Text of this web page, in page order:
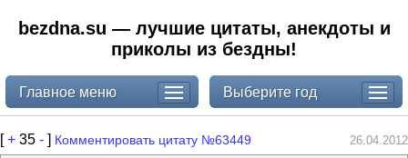
bezdna.su — лучшие цитаты, анекдоты и
приколы из бездны!
Главное меню Выберите год
[+ 35 - ] Комментировать цитату №63449 26.04.2012